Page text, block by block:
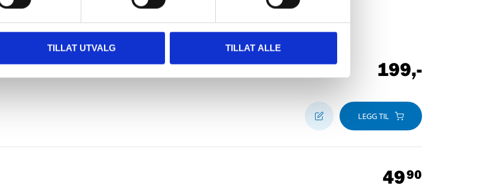
TILLAT UTVALG TILLAT ALLE
16,5 kg
120 kg
Støtte, skjermer, bagasjebærer, kjedebeskytter, ringeklokke og reflekser.
Tilbehør
199,-
LEGG TIL
4990